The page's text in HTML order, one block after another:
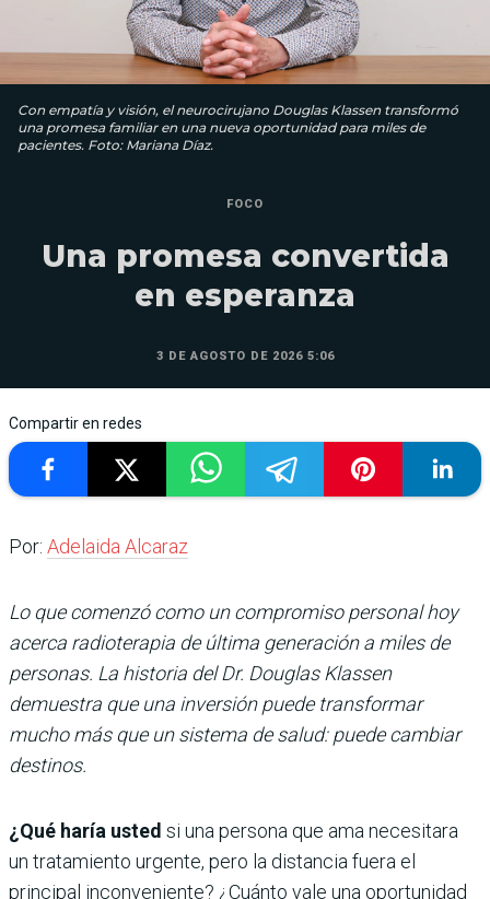
Con empatía y visión, el neurocirujano Douglas Klassen transformó
una promesa familiar en una nueva oportunidad para miles de
pacientes. Foto: Mariana Díaz.
FOCO
Una promesa convertida
en esperanza
3 DE AGOSTO DE 2026 5:06
Compartir en redes
Por: Adelaida Alcaraz
Lo que comenzó como un compromiso personal hoy
acerca radioterapia de última generación a miles de
personas. La historia del Dr. Douglas Klassen
demuestra que una inversión puede transformar
mucho más que un sistema de salud: puede cambiar
destinos.
¿Qué haría usted si una persona que ama necesitara
un tratamiento urgente, pero la distancia fuera el
principal inconveniente? ¿Cuánto vale una oportunidad